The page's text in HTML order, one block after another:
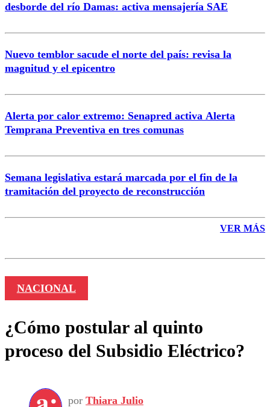
desborde del río Damas: activa mensajería SAE
Nuevo temblor sacude el norte del país: revisa la
magnitud y el epicentro
Alerta por calor extremo: Senapred activa Alerta
Temprana Preventiva en tres comunas
Semana legislativa estará marcada por el fin de la
tramitación del proyecto de reconstrucción
VER MÁS
NACIONAL
¿Cómo postular al quinto
proceso del Subsidio Eléctrico?
por Thiara Julio